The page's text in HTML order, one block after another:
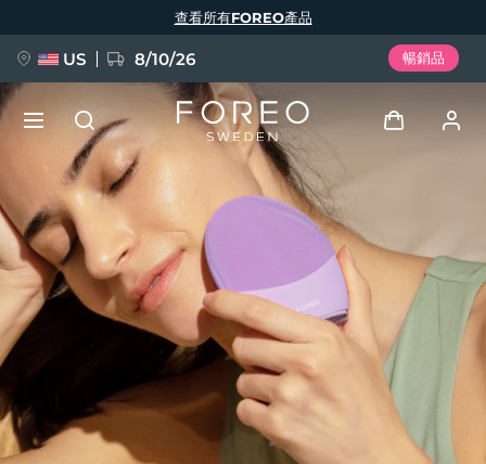
查看所有FOREO產品
US 8/10/26 暢銷品
用戶信息
我的設備
我的訂單
我的地址
新品
FAQ™ Pure Beauty-Tech Elixir
BREAKING NEWS
issa™ Teeth Whitening Set
語言
English Deutsch
Español
Français
Italiano
Português
Svenska
Русский
Türkçe
简体中文 繁體中文